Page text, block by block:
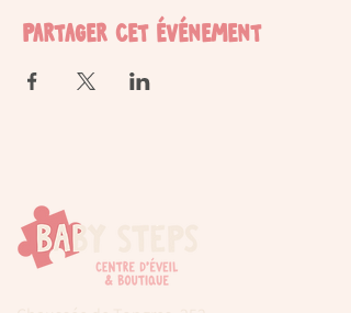
Partager cet événement